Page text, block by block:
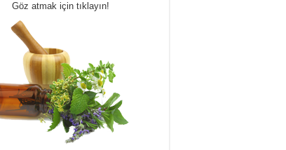
Göz atmak için tıklayın!